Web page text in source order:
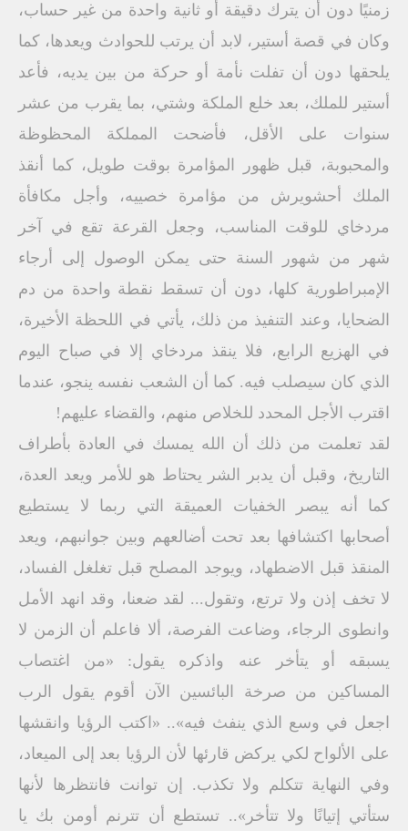
زمنيًا دون أن يترك دقيقة أو ثانية واحدة من غير حساب،
وكان في قصة أستير، لابد أن يرتب للحوادث ويعدها، كما
يلحقها دون أن تفلت نأمة أو حركة من بين يديه، فأعد
أستير للملك، بعد خلع الملكة وشتي، بما يقرب من عشر
سنوات على الأقل، فأضحت المملكة المحظوظة
والمحبوبة، قبل ظهور المؤامرة بوقت طويل، كما أنقذ
الملك أحشويرش من مؤامرة خصييه، وأجل مكافأة
مردخاي للوقت المناسب، وجعل القرعة تقع في آخر
شهر من شهور السنة حتى يمكن الوصول إلى أرجاء
الإمبراطورية كلها، دون أن تسقط نقطة واحدة من دم
الضحايا، وعند التنفيذ من ذلك، يأتي في اللحظة الأخيرة،
في الهزيع الرابع، فلا ينقذ مردخاي إلا في صباح اليوم
الذي كان سيصلب فيه. كما أن الشعب نفسه ينجو، عندما
اقترب الأجل المحدد للخلاص منهم، والقضاء عليهم!
لقد تعلمت من ذلك أن الله يمسك في العادة بأطراف
التاريخ، وقبل أن يدبر الشر يحتاط هو للأمر ويعد العدة،
كما أنه يبصر الخفيات العميقة التي ربما لا يستطيع
أصحابها اكتشافها بعد تحت أضالعهم وبين جوانبهم، ويعد
المنقذ قبل الاضطهاد، ويوجد المصلح قبل تغلغل الفساد،
لا تخف إذن ولا ترتع، وتقول... لقد ضعنا، وقد انهد الأمل
وانطوى الرجاء، وضاعت الفرصة، ألا فاعلم أن الزمن لا
يسبقه أو يتأخر عنه واذكره يقول: «من اغتصاب
المساكين من صرخة البائسين الآن أقوم يقول الرب
اجعل في وسع الذي ينفث فيه».. «اكتب الرؤيا وانقشها
على الألواح لكي يركض قارئها لأن الرؤيا بعد إلى الميعاد،
وفي النهاية تتكلم ولا تكذب. إن توانت فانتظرها لأنها
ستأتي إتيانًا ولا تتأخر».. تستطع أن تترنم أومن بك يا